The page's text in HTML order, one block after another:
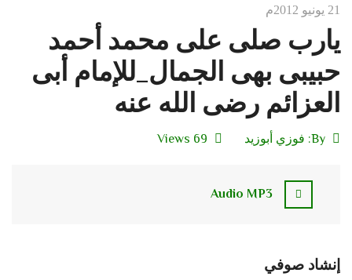
21 يونيو 2012م
يارب صلى على محمد أحمد
حبيبى بهى الجمال_للإمام أبى
العزائم رضى الله عنه
By: فوزي أبوزيد 69 Views
Audio MP3
إنشاد صوفي